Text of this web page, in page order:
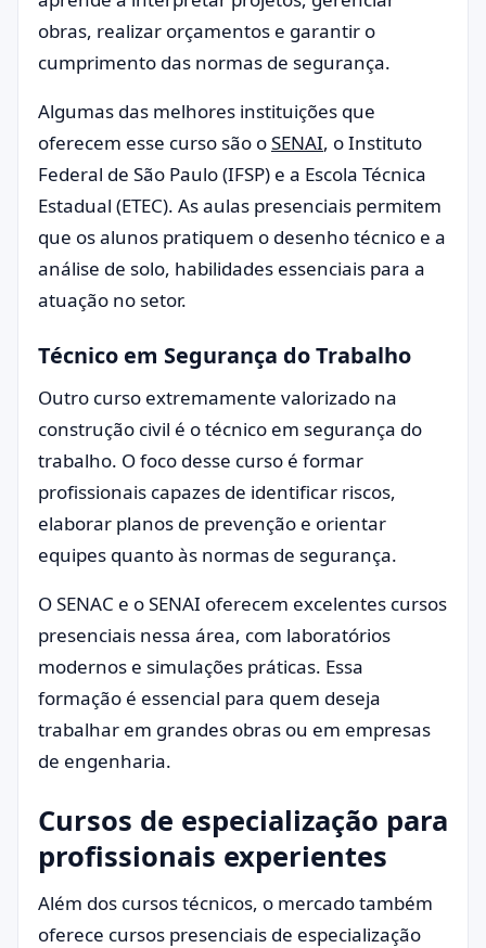
obras, realizar orçamentos e garantir o
cumprimento das normas de segurança.
Algumas das melhores instituições que
oferecem esse curso são oSENAI, o Instituto
Federal de São Paulo (IFSP) e a Escola Técnica
Estadual (ETEC). As aulas presenciais permitem
que os alunos pratiquem o desenho técnico e a
análise de solo, habilidades essenciais para a
atuação no setor.
Técnico em Segurança do Trabalho
Outro curso extremamente valorizado na
construção civil é o técnico em segurança do
trabalho. O foco desse curso é formar
profissionais capazes de identificar riscos,
elaborar planos de prevenção e orientar
equipes quanto às normas de segurança.
O SENAC e o SENAI oferecem excelentes cursos
presenciais nessa área, com laboratórios
modernos e simulações práticas. Essa
formação é essencial para quem deseja
trabalhar em grandes obras ou em empresas
de engenharia.
Cursos de especialização para
profissionais experientes
Além dos cursos técnicos, o mercado também
oferece cursos presenciais de especialização